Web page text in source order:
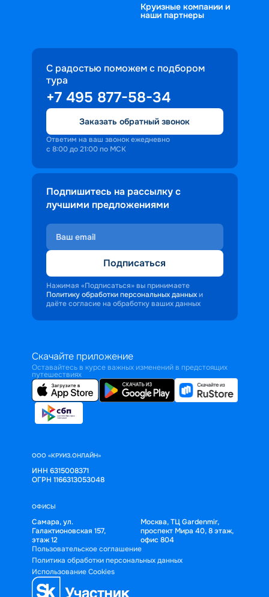
Круизные компании и
наши партнеры
С радостью поможем с подбором
тура
+7 495 877-58-34
Заказать обратный звонок
Ответим на ваш звонок ежедневно
с 8:00 до 21:00 по МСК
Подпишитесь на рассылку с
лучшими предложениями
Подписаться
Нажимая «Подписаться» вы принимаете
Политику обработки персональных данных и
даёте согласие на обработку ваших данных
Скачайте приложение
Оставайтесь в курсе важных изменений в предстоящих
путешествиях
ООО «КРУИЗ.ОНЛАЙН»
ИНН 6315008371
ОГРН 1166313053048
ОФИСЫ
Самара, ул.
Галактионовская 157,
этаж 12
Москва, ТЦ Gardenmir,
проспект Мира 40, 8 этаж,
офис 804
Пользовательское соглашение
Политика обработки персональных данных
Использование Cookies